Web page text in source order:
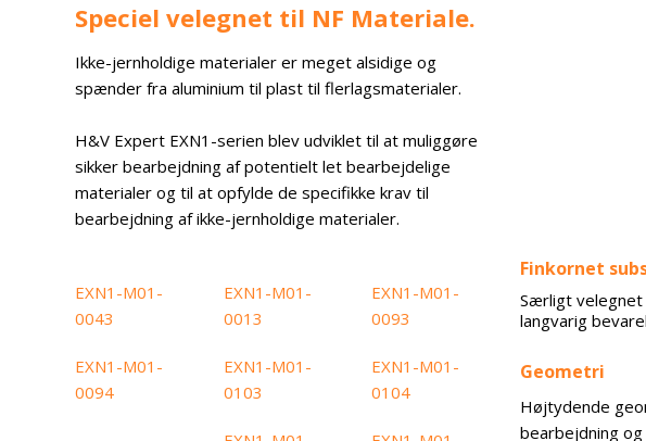
Speciel velegnet til NF Materiale.
​Ikke-jernholdige materialer er meget alsidige og
spænder fra aluminium til plast til flerlagsmaterialer.
H&V Expert EXN1-serien blev udviklet til at muliggøre
sikker bearbejdning af potentielt let bearbejdelige
materialer og til at opfylde de specifikke krav til
bearbejdning af ikke-jernholdige materialer.
EXN1-M01-
0043
EXN1-M01-
0094
EXN1-M01-
0013
EXN1-M01-
0103
EXN1-M01-
0093
EXN1-M01-
0104
​Finkornet
​Særligt velegnet
langvarig
​Geometri
Højtydende
bearbejdning